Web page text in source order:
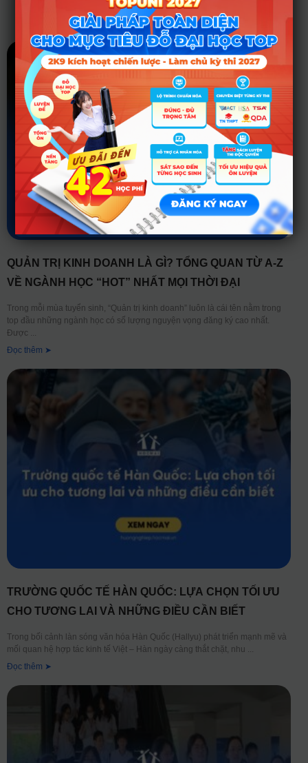
Tin tức liên quan
QUẢN TRỊ KINH DOANH LÀ GÌ? TỔNG QUAN TỪ A-Z
VỀ NGÀNH HỌC “HOT” NHẤT MỌI THỜI ĐẠI
Trong mỗi mùa tuyển sinh, “Quản trị kinh doanh” luôn là cái tên nằm trong
top đầu những ngành học có số lượng nguyện vọng đăng ký cao nhất.
Được
Đọc thêm ➤
TRƯỜNG QUỐC TẾ HÀN QUỐC: LỰA CHỌN TỐI ƯU
CHO TƯƠNG LAI VÀ NHỮNG ĐIỀU CẦN BIẾT
Trong bối cảnh làn sóng văn hóa Hàn Quốc (Hallyu) phát triển mạnh mẽ và
mối quan hệ hợp tác kinh tế Việt – Hàn ngày càng thắt chặt, nhu
Đọc thêm ➤